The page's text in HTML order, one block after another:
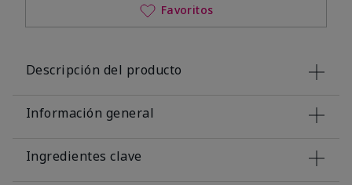
Favoritos
Descripción del producto
Información general
Ingredientes clave